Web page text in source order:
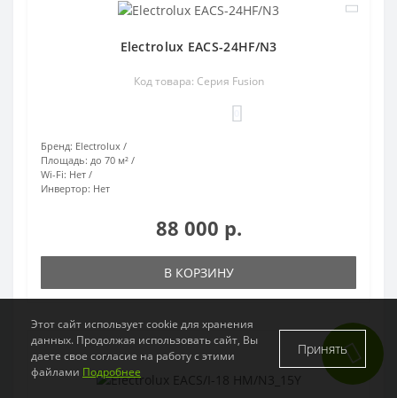
Electrolux EACS-24HF/N3
Код товара: Серия Fusion
Бренд: Electrolux
Площадь: до 70 м²
Wi-Fi: Нет
Инвертор: Нет
88 000 р.
В КОРЗИНУ
Этот сайт использует cookie для хранения
данных. Продолжая использовать сайт, Вы
даете свое согласие на работу с этими
файлами Подробнее
Принять